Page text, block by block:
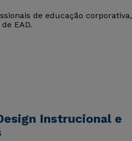
de educação corporativa,
EAD.
Instrucional e